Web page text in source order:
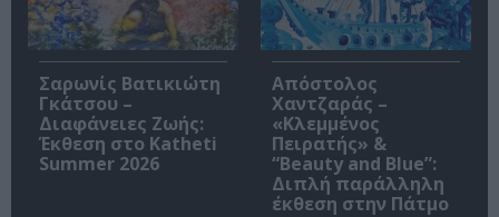
Σαρωνίς Βατικιώτη
Γκάτσου –
Διαφάνειες Ζωής:
Έκθεση στο Katheti
Summer 2026
Απόστολος
Χαντζαράς –
«Κλεμμένος
Πειρατής» &
“Beauty and Blue”:
Διπλή παράλληλη
έκθεση στην Πάτμο